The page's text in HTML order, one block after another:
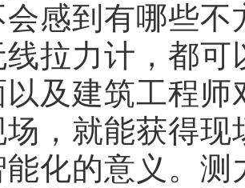
感到有哪些
拉力计，都
及建筑工程
场，就能获得
能化的意义。